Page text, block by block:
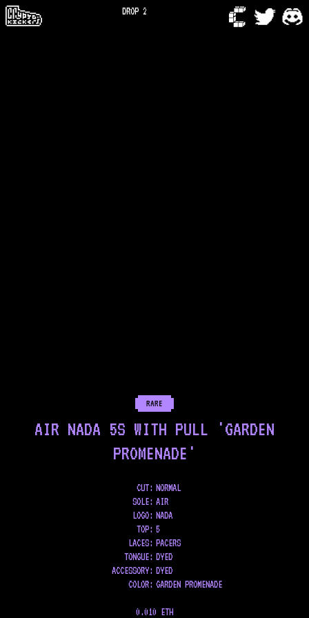
DROP 2
RARE
AIR NADA 5S WITH PULL 'GARDEN
PROMENADE'
CUT: NORMAL
SOLE: AIR
LOGO: NADA
TOP: 5
LACES: PACERS
TONGUE: DYED
ACCESSORY: DYED
COLOR: GARDEN PROMENADE
0.010 ETH